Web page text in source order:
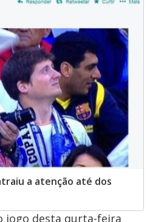
a atenção até dos
jogo desta qurta-feira